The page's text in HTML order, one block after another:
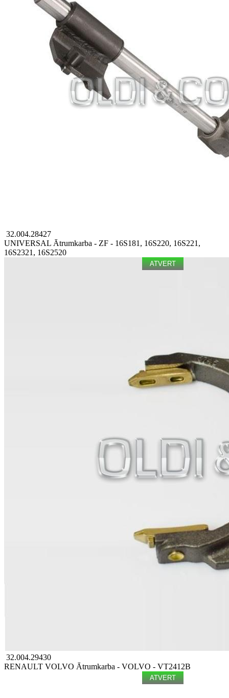
32.004.28427
UNIVERSAL Ātrumkarba - ZF - 16S181, 16S220, 16S221,
16S2321, 16S2520
ATVERT
32.004.29430
RENAULT VOLVO Ātrumkarba - VOLVO - VT2412B
ATVERT